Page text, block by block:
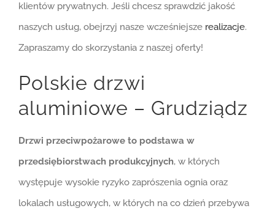
klientów prywatnych. Jeśli chcesz sprawdzić jakość
naszych usług, obejrzyj nasze wcześniejsze realizacje.
Zapraszamy do skorzystania z naszej oferty!
Polskie drzwi
aluminiowe – Grudziądz
Drzwi przeciwpożarowe to podstawa w
przedsiębiorstwach produkcyjnych, w których
występuje wysokie ryzyko zaprószenia ognia oraz
lokalach usługowych, w których na co dzień przebywa